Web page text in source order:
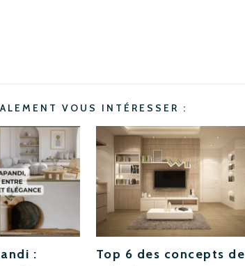
VOUS INTÉRESSER :
:
Top 6 des concepts de